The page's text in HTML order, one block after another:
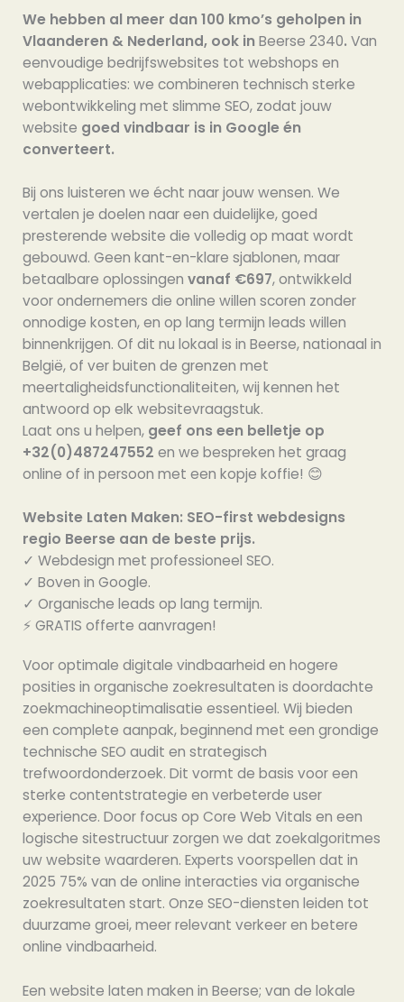
We hebben al meer dan 100 kmo’s geholpen in
Vlaanderen & Nederland, ook inBeerse 2340. Van
eenvoudige bedrijfswebsites tot webshops en
webapplicaties: we combineren technisch sterke
webontwikkeling met slimme SEO, zodat jouw
website goed vindbaar is in Google én
converteert.
Bij ons luisteren we écht naar jouw wensen. We
vertalen je doelen naar een duidelijke, goed
presterende website die volledig op maat wordt
gebouwd. Geen kant-en-klare sjablonen, maar
betaalbare oplossingen vanaf €697, ontwikkeld
voor ondernemers die online willen scoren zonder
onnodige kosten, en op lang termijn leads willen
binnenkrijgen. Of dit nu lokaal is in Beerse, nationaal in
België, of ver buiten de grenzen met
meertaligheidsfunctionaliteiten, wij kennen het
antwoord op elk websitevraagstuk.
Laat ons u helpen, geef ons een belletje op
+32(0)487247552 en we bespreken het graag
online of in persoon met een kopje koffie! 😊
Website Laten Maken: SEO-first webdesigns
regio Beerse aan de beste prijs.
✓ Webdesign met professioneel SEO.
✓ Boven in Google.
✓ Organische leads op lang termijn.
⚡️ GRATIS offerte aanvragen!
Voor optimale digitale vindbaarheid en hogere
posities in organische zoekresultaten is doordachte
zoekmachineoptimalisatie essentieel. Wij bieden
een complete aanpak, beginnend met een grondige
technische SEO audit en strategisch
trefwoordonderzoek. Dit vormt de basis voor een
sterke contentstrategie en verbeterde user
experience. Door focus op Core Web Vitals en een
logische sitestructuur zorgen we dat zoekalgoritmes
uw website waarderen. Experts voorspellen dat in
2025 75% van de online interacties via organische
zoekresultaten start. Onze SEO-diensten leiden tot
duurzame groei, meer relevant verkeer en betere
online vindbaarheid.
Een website laten maken in Beerse; van de lokale